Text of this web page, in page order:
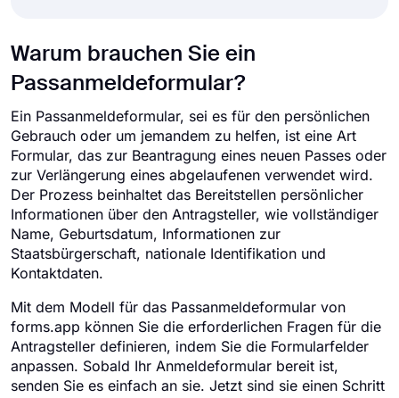
Warum brauchen Sie ein
Passanmeldeformular?
Ein Passanmeldeformular, sei es für den persönlichen
Gebrauch oder um jemandem zu helfen, ist eine Art
Formular, das zur Beantragung eines neuen Passes oder
zur Verlängerung eines abgelaufenen verwendet wird.
Der Prozess beinhaltet das Bereitstellen persönlicher
Informationen über den Antragsteller, wie vollständiger
Name, Geburtsdatum, Informationen zur
Staatsbürgerschaft, nationale Identifikation und
Kontaktdaten.
Mit dem Modell für das Passanmeldeformular von
forms.app können Sie die erforderlichen Fragen für die
Antragsteller definieren, indem Sie die Formularfelder
anpassen. Sobald Ihr Anmeldeformular bereit ist,
senden Sie es einfach an sie. Jetzt sind sie einen Schritt